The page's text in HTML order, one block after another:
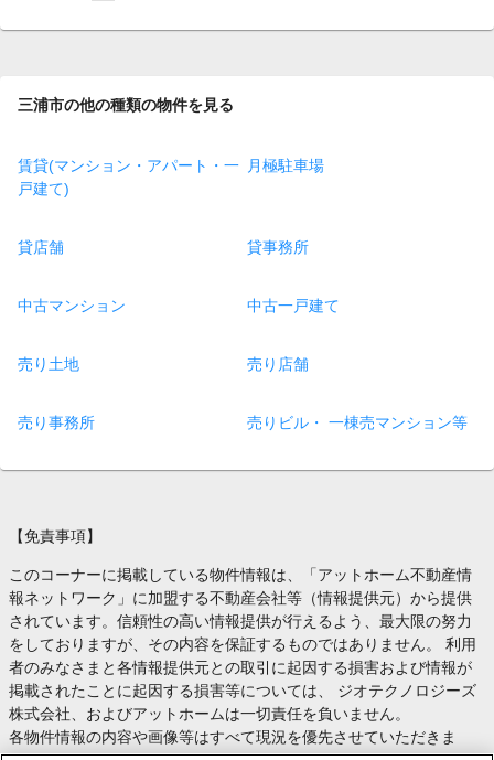
page
三浦市の他の種類の物件を見る
賃貸(マンション・アパート・一
戸建て)
月極駐車場
貸店舗 貸事務所
中古マンション 中古一戸建て
売り土地 売り店舗
売り事務所 売りビル・ 一棟売マンション等
【免責事項】
このコーナーに掲載している物件情報は、「アットホーム不動産情
報ネットワーク」に加盟する不動産会社等（情報提供元）から提供
されています。信頼性の高い情報提供が行えるよう、最大限の努力
をしておりますが、その内容を保証するものではありません。 利用
者のみなさまと各情報提供元との取引に起因する損害および情報が
掲載されたことに起因する損害等については、 ジオテクノロジーズ
株式会社、およびアットホームは一切責任を負いません。
各物件情報の内容や画像等はすべて現況を優先させていただきま